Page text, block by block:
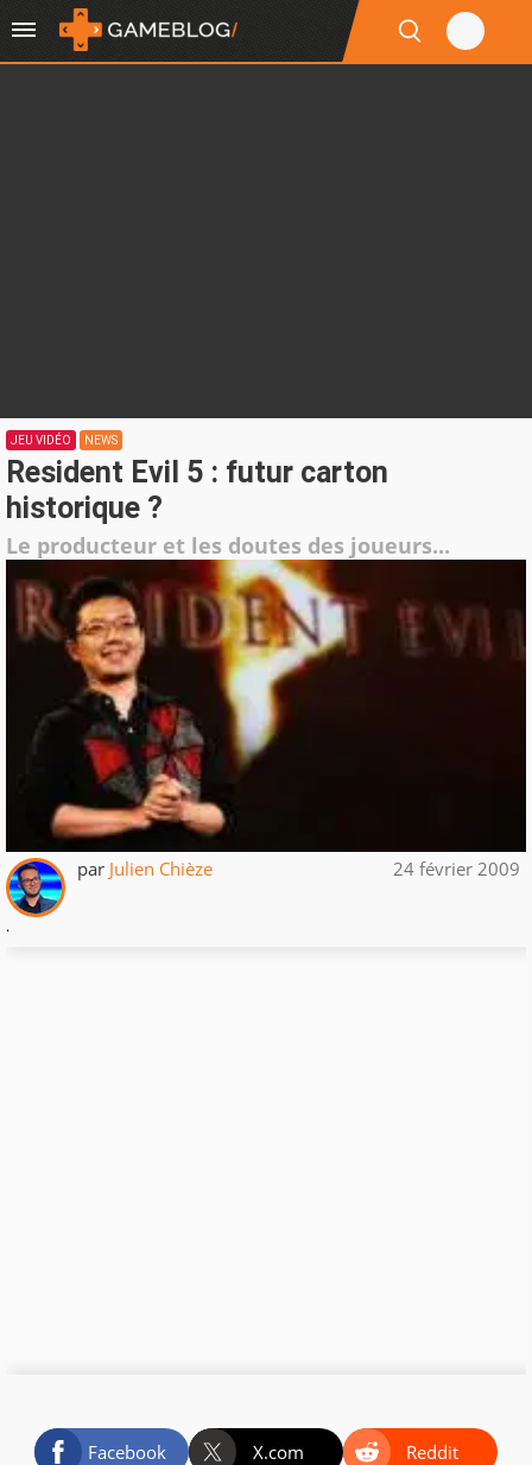
JEU VIDÉO NEWS
Resident Evil 5 : futur carton
historique ?
Le producteur et les doutes des joueurs...
par Julien Chièze 24 février 2009
.
Facebook X.com
Reddit